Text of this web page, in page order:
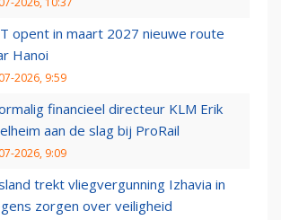
opent in maart 2027 nieuwe route
Hanoi
2026, 9:59
financieel directeur KLM Erik
aan de slag bij ProRail
2026, 9:09
trekt vliegvergunning Izhavia in
zorgen over veiligheid